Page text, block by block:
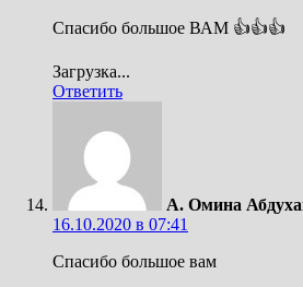
Спасибо большое ВАМ 👍👍👍
Загрузка...
Ответить
А. Омина
16.10.2020 в 07:41
Спасибо большое вам